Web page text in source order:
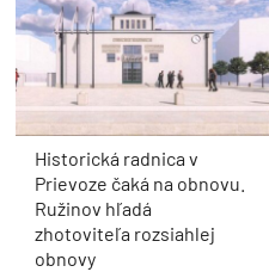
Historická radnica v
Prievoze čaká na obnovu.
Ružinov hľadá
zhotoviteľa rozsiahlej
obnovy